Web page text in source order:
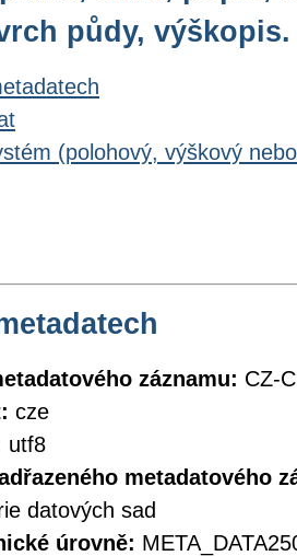
půdy, výškopis.
(polohový, výškový
záznamu: CZ-
cze
utf8
metadatového
datových sad
úrovně: